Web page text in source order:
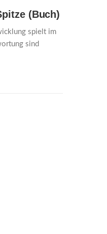
(Buch)
spielt im
sind